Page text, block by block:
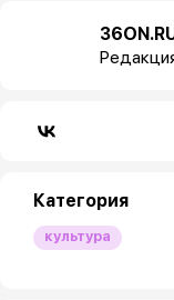
Категория
культура